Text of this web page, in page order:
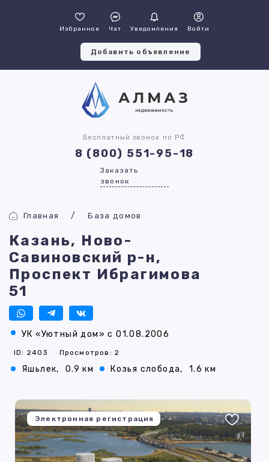
Избранное Чат Уведомления Войти
Добавить объявление
Бесплатный звонок по РФ
8 (800) 551-95-18
Заказать
звонок
Главная База домов
Казань, Ново-
Савиновский р-н,
Проспект Ибрагимова
51
УК «Уютный дом» с 01.08.2006
ID: 2403 Просмотров: 2
Яшьлек, 0.9 км Козья слобода, 1.6 км
Электронная регистрация